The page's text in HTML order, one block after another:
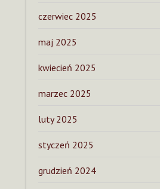
czerwiec 2025
maj 2025
kwiecień 2025
marzec 2025
luty 2025
styczeń 2025
grudzień 2024